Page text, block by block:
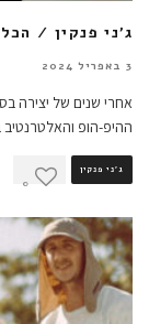
ג'ני פנקין /
3 באפריל 2024
אחרי שנים של יצירה
ההיפ-הופ
ג'ני פנקין
0